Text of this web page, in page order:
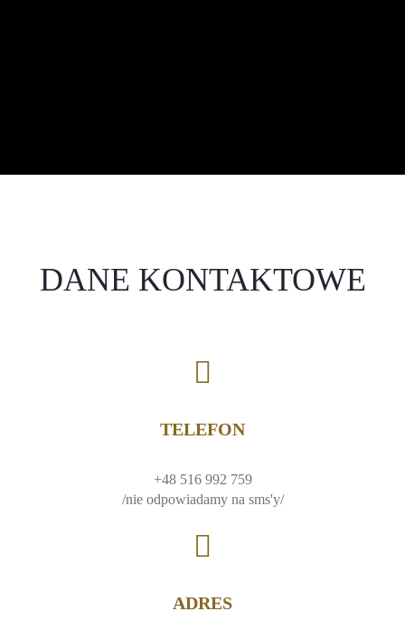
DANE KONTAKTOWE
TELEFON
+48 516 992 759
/nie odpowiadamy na sms'y/
ADRES